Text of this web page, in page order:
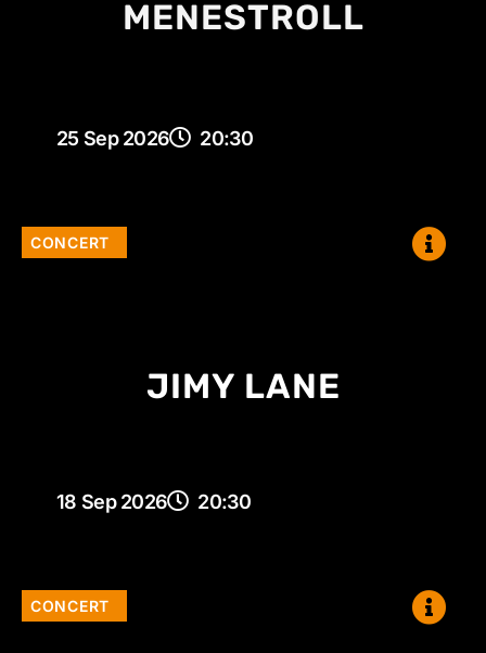
MENESTROLL
25 Sep 2026 20:30
CONCERT
JIMY LANE
18 Sep 2026 20:30
CONCERT